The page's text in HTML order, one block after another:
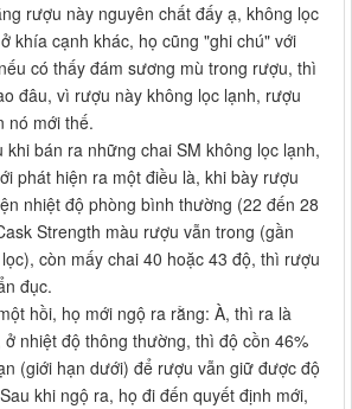
rượu này nguyên chất đấy ạ, không lọc
khía cạnh khác, họ cũng "ghi chú" với
có thấy đám sương mù trong rượu, thì
đâu, vì rượu này không lọc lạnh, rượu
nó mới thế.
khi bán ra những chai SM không lọc lạnh,
phát hiện ra một điều là, khi bày rượu
nhiệt độ phòng bình thường (22 đến 28
Strength màu rượu vẫn trong (gần
còn mấy chai 40 hoặc 43 độ, thì rượu
đục.
hồi, họ mới ngộ ra rằng: À, thì ra là
nhiệt độ thông thường, thì độ cồn 46%
(giới hạn dưới) để rượu vẫn giữ được độ
khi ngộ ra, họ đi đến quyết định mới,